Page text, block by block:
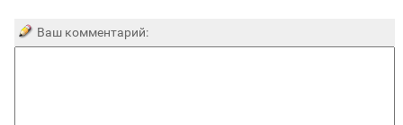
Ваш комментарий: